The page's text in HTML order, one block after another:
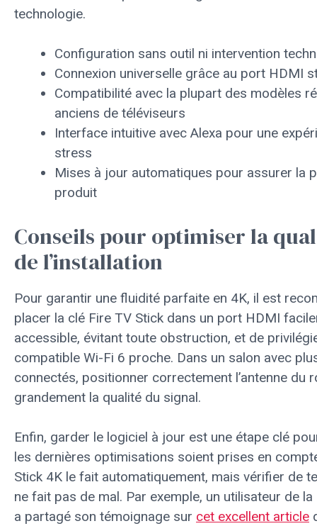
technologie.
Configuration sans outil ni intervention
Connexion universelle grâce au port HDMI
Compatibilité avec la plupart des modèles
anciens de téléviseurs
Interface intuitive avec Alexa pour une
stress
Mises à jour automatiques pour assurer la
produit
Conseils pour optimiser la
de l’installation
Pour garantir une fluidité parfaite en 4K, il est
placer la clé Fire TV Stick dans un port HDMI
accessible, évitant toute obstruction, et de
compatible Wi-Fi 6 proche. Dans un salon avec
connectés, positionner correctement l’antenne du
grandement la qualité du signal.
Enfin, garder le logiciel à jour est une étape clé
les dernières optimisations soient prises en
Stick 4K le fait automatiquement, mais vérifier de
ne fait pas de mal. Par exemple, un utilisateur de
a partagé son témoignage sur cet excellent article